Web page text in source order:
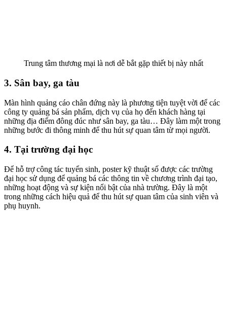
Trung tâm thương mại là nơi dễ bắt gặp thiết bị này nhất
3. Sân bay, ga tàu
Màn hình quảng cáo chân đứng này là phương tiện tuyệt vời để các
công ty quảng bá sản phẩm, dịch vụ của họ đến khách hàng tại
những địa điểm đông đúc như sân bay, ga tàu… Đây làm một trong
những bước đi thông minh để thu hút sự quan tâm từ mọi người.
4. Tại trường đại học
Để hỗ trợ công tác tuyển sinh, poster kỹ thuật số được các trường
đại học sử dụng để quảng bá các thông tin về chương trình đại tạo,
những hoạt động và sự kiện nổi bật của nhà trường. Đây là một
trong những cách hiệu quả để thu hút sự quan tâm của sinh viên và
phụ huynh.